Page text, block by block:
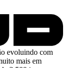
evoluindo com
mais em